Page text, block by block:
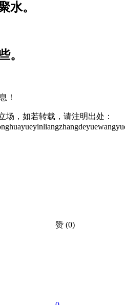
水。
。
！
场，如若转载，请注明出处：
赞 (0)